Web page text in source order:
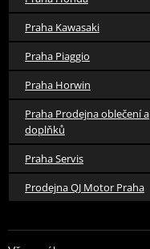
Praha Kawasaki
Praha Piaggio
Praha Horwin
Praha Prodejna oblečení a
doplňků
Praha Servis
Prodejna QJ Motor Praha